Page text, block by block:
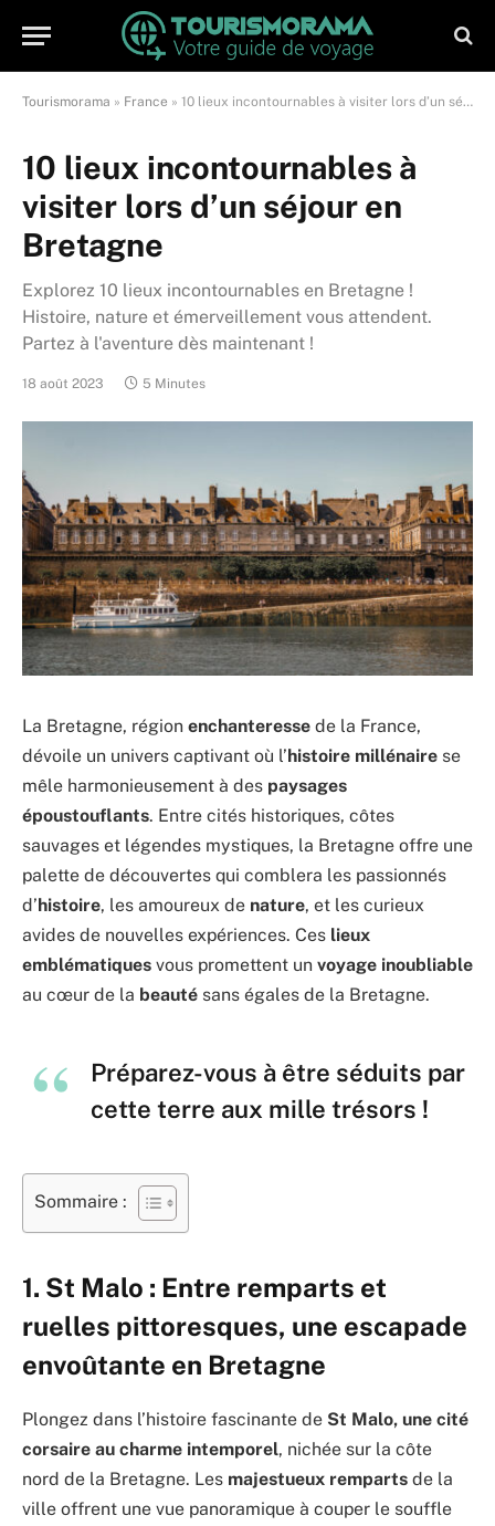
Tourismorama » France » 10 lieux incontournables à visiter lors d’un séjour en Bretagne
10 lieux incontournables à
visiter lors d’un séjour en
Bretagne
Explorez 10 lieux incontournables en Bretagne !
Histoire, nature et émerveillement vous attendent.
Partez à l'aventure dès maintenant !
18 août 2023 5 Minutes
La Bretagne, région enchanteresse de la France,
dévoile un univers captivant où l’histoire millénaire se
mêle harmonieusement à des paysages
époustouflants. Entre cités historiques, côtes
sauvages et légendes mystiques, la Bretagne offre une
palette de découvertes qui comblera les passionnés
d’histoire, les amoureux de nature, et les curieux
avides de nouvelles expériences. Ces lieux
emblématiques vous promettent un voyage inoubliable
au cœur de la beauté sans égales de la Bretagne.
Préparez-vous à être séduits par
cette terre aux mille trésors !
Sommaire :
1. St Malo : Entre remparts et
ruelles pittoresques, une escapade
envoûtante en Bretagne
Plongez dans l’histoire fascinante de St Malo, une cité
corsaire au charme intemporel, nichée sur la côte
nord de la Bretagne. Les majestueux remparts de la
ville offrent une vue panoramique à couper le souffle